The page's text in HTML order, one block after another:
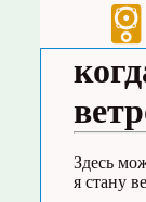
Здесь
я стану